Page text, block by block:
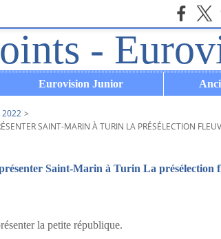
Eurovision Junior
2022 >
SAINT-MARIN À TURIN LA PRÉSÉLECTION
Saint-Marin à Turin La présélection
la petite république.